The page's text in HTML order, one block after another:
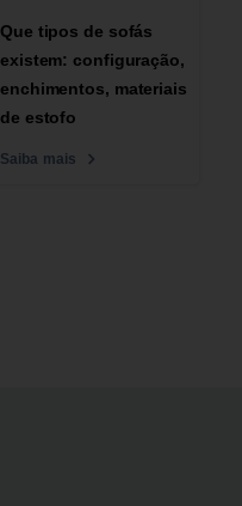
Que tipos de sofás
existem: configuração,
enchimentos, materiais
de estofo
Saiba mais